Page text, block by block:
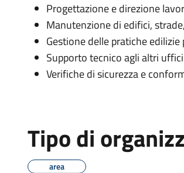
Progettazione e direzione
Manutenzione di edifici,
Gestione delle pratiche edilizie
Supporto tecnico agli altri
Verifiche di sicurezza e
Tipo di
area